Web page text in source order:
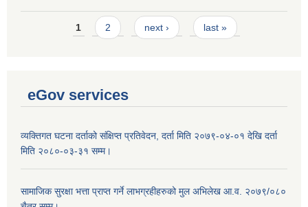
Pages1 2 next › last »
eGov services
व्यक्तिगत घटना दर्ताको संक्षिप्त प्रतिवेदन, दर्ता मिति २०७९-०४-०१ देखि दर्ता
मिति २०८०-०३-३१ सम्म।
सामाजिक सुरक्षा भत्ता प्राप्त गर्ने लाभग्रहीहरुको मुल अभिलेख आ.व. २०७९/०८०